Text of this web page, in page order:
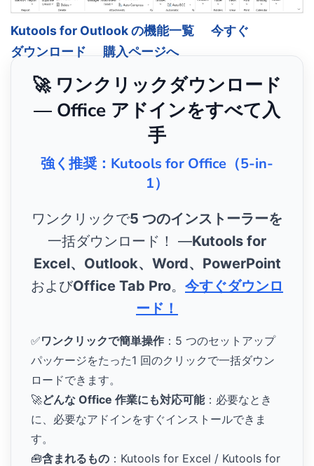
Kutools for Outlook の機能一覧
今すぐ
ダウンロード
購入ページへ
🚀 ワンクリックダウンロード
— Office アドインをすべて入
手
強く推奨：Kutools for Office（5-in-
1）
ワンクリックで5 つのインストーラーを
一括ダウンロード！ ―Kutools for
Excel、Outlook、Word、PowerPoint
およびOffice Tab Pro。 今すぐダウンロ
ード！
✅ワンクリックで簡単操作 ：5 つのセットアップ
パッケージをたった1 回のクリックで一括ダウン
ロードできます。
🚀どんな Office 作業にも対応可能：必要なとき
に、必要なアドインをすぐインストールできま
す。
🧰含まれるもの ：Kutools for Excel / Kutools for